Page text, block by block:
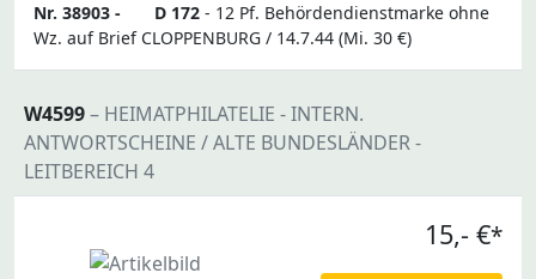
Nr. 38903 - D 172 - 12 Pf. Behördendienstmarke ohne
Wz. auf Brief CLOPPENBURG / 14.7.44 (Mi. 30 €)
W4599– HEIMATPHILATELIE - INTERN.
ANTWORTSCHEINE / ALTE BUNDESLÄNDER -
LEITBEREICH 4
15,- €*